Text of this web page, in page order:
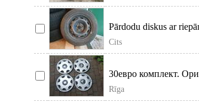
Pārdodu diskus ar
Cits
30евро комплект.
Rīga